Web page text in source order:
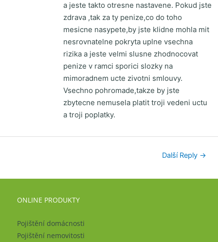
a jeste takto otresne nastavene. Pokud jste
zdrava ,tak za ty penize,co do toho
mesicne nasypete,by jste klidne mohla mit
nesrovnatelne pokryta uplne vsechna
rizika a jeste velmi slusne zhodnocovat
penize v ramci sporici slozky na
mimoradnem ucte zivotni smlouvy.
Vsechno pohromade,takze by jste
zbytecne nemusela platit troji vedeni uctu
a troji poplatky.
Další Reply →
ONLINE PRODUKTY
Pojištění domácnosti
Pojištění nemovitosti